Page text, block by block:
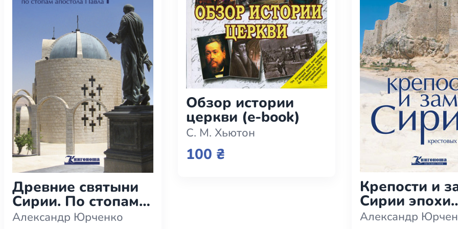
Древние святыни
Сирии. По стопам
апостола Павла (e-
Александр Юрченко
Обзор истории
церкви (e-book)
С. М. Хьютон
100 ₴
Крепости и
Сирии эпохи
крестовых
Александр